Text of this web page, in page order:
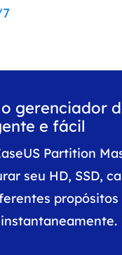
o gerenciador
e fácil
Partition
seu HD, SSD,
instantaneamente.